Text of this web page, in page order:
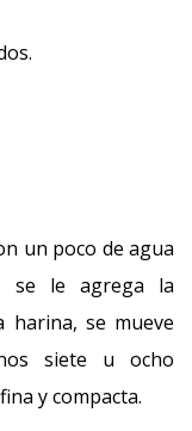
un poco de agua
se le agrega la
harina, se mueve
siete u ocho
y compacta.